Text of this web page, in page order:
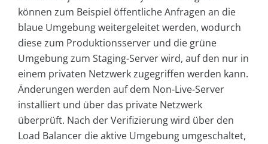
können zum Beispiel öffentliche Anfragen an die
blaue Umgebung weitergeleitet werden, wodurch
diese zum Produktionsserver und die grüne
Umgebung zum Staging-Server wird, auf den nur in
einem privaten Netzwerk zugegriffen werden kann.
Änderungen werden auf dem Non-Live-Server
installiert und über das private Netzwerk
überprüft. Nach der Verifizierung wird über den
Load Balancer die aktive Umgebung umgeschaltet,